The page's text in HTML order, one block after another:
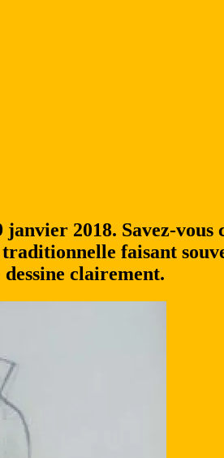
2018. Savez-vous
traditionnelle faisant
clairement.